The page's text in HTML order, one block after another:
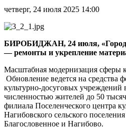
в
Октябрьском
районе
четверг, 24 июля 2025 14:00
БИРОБИДЖАН, 24 июля, «Город
— ремонты и укрепление
Масштабная модернизация сферы
Обновление ведется на средства
культурно-досуговых учреждений
численностью жителей до 50
филиала Поселенческого центра
Нагибовского сельского
Благословенное и Нагибово.